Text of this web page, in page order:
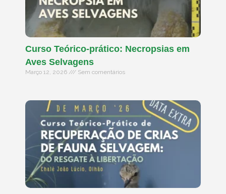
Curso Teórico-prático: Necropsias em
Aves Selvagens
Março 12, 2026 Sem comentários